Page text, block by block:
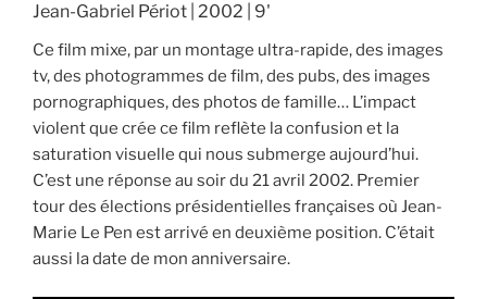
Jean-Gabriel Périot | 2002 | 9'
Ce film mixe, par un montage ultra-rapide, des images
tv, des photogrammes de film, des pubs, des images
pornographiques, des photos de famille… L’impact
violent que crée ce film reflète la confusion et la
saturation visuelle qui nous submerge aujourd’hui.
C’est une réponse au soir du 21 avril 2002. Premier
tour des élections présidentielles françaises où Jean-
Marie Le Pen est arrivé en deuxième position. C’était
aussi la date de mon anniversaire.